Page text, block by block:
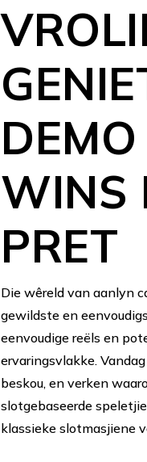
WINS
PRET
Die wêreld van aanlyn
gewildste en
eenvoudige reëls en
ervaringsvlakke.
beskou, en verken
slotgebaseerde
klassieke slotmasjiene